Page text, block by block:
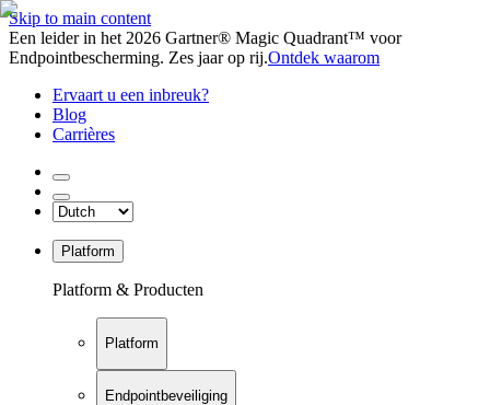
Skip to main content
Een leider in het 2026 Gartner® Magic Quadrant™ voor
Endpointbescherming. Zes jaar op rij.Ontdek waarom
Ervaart u een inbreuk?
Blog
Carrières
Platform
Platform & Producten
Platform
Endpointbeveiliging